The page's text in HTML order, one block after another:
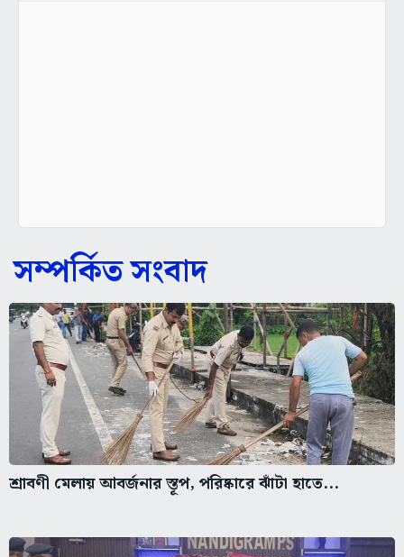
সম্পর্কিত সংবাদ
শ্রাবণী মেলায় আবর্জনার স্তূপ, পরিষ্কারে ঝাঁটা হাতে...